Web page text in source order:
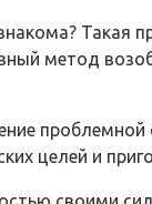
Такая
метод
проблемной
целей и